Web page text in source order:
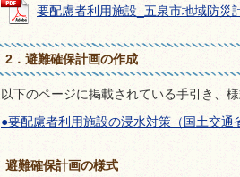
要配慮者利用施設_五泉市地域防災
2．避難確保計画の作成
以下のページに掲載されている手引き、
●要配慮者利用施設の浸水対策（国土交通
避難確保計画の様式